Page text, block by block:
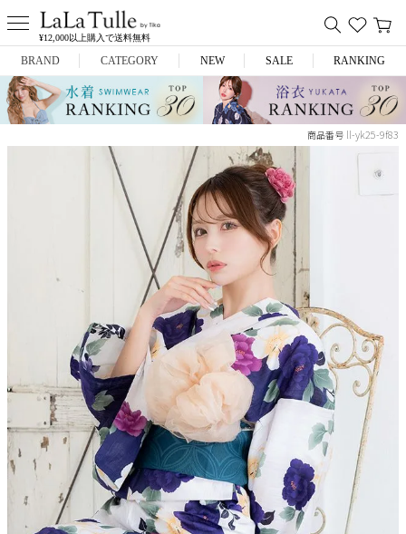
¥12,000以上購入で送料無料
BRAND
Anella
PURESS
Andy
CATEGORY
ミニドレス
ランジェリー
コスプレ
水着
NEW SALE RANKING
商品番号 ll-yk25-9f83